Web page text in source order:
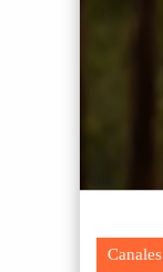
Canales